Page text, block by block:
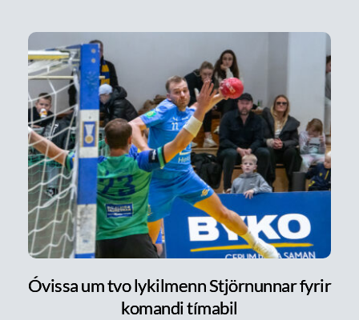
Óvissa um tvo lykilmenn Stjörnunnar fyrir
komandi tímabil